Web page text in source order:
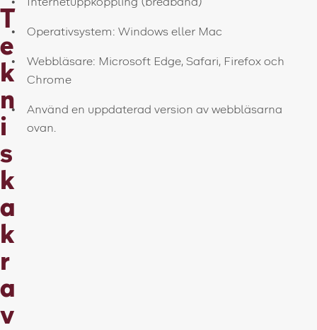
T
e
k
n
i
s
k
a
k
r
a
v
Operativsystem: Windows eller Mac
Webbläsare: Microsoft Edge, Safari, Firefox och
Chrome
Använd en uppdaterad version av webbläsarna
ovan.